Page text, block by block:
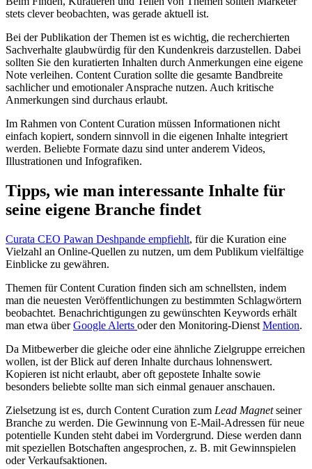
stets clever beobachten, was gerade aktuell ist.
Bei der Publikation der Themen ist es wichtig, die recherchierten
Sachverhalte glaubwürdig für den Kundenkreis darzustellen. Dabei
sollten Sie den kuratierten Inhalten durch Anmerkungen eine eigene
Note verleihen. Content Curation sollte die gesamte Bandbreite
sachlicher und emotionaler Ansprache nutzen. Auch kritische
Anmerkungen sind durchaus erlaubt.
Im Rahmen von Content Curation müssen Informationen nicht
einfach kopiert, sondern sinnvoll in die eigenen Inhalte integriert
werden. Beliebte Formate dazu sind unter anderem Videos,
Illustrationen und Infografiken.
Tipps, wie man interessante Inhalte für
seine eigene Branche findet
Curata CEO Pawan Deshpande empfiehlt, für die Kuration eine
Vielzahl an Online-Quellen zu nutzen, um dem Publikum vielfältige
Einblicke zu gewähren.
Themen für Content Curation finden sich am schnellsten, indem
man die neuesten Veröffentlichungen zu bestimmten Schlagwörtern
beobachtet. Benachrichtigungen zu gewünschten Keywords erhält
man etwa überGoogle Alerts oder den Monitoring-Dienst Mention.
Da Mitbewerber die gleiche oder eine ähnliche Zielgruppe erreichen
wollen, ist der Blick auf deren Inhalte durchaus lohnenswert.
Kopieren ist nicht erlaubt, aber oft gepostete Inhalte sowie
besonders beliebte sollte man sich einmal genauer anschauen.
Zielsetzung ist es, durch Content Curation zum Lead Magnetseiner
Branche zu werden. Die Gewinnung von E-Mail-Adressen für neue
potentielle Kunden steht dabei im Vordergrund. Diese werden dann
mit speziellen Botschaften angesprochen, z. B. mit Gewinnspielen
oder Verkaufsaktionen.